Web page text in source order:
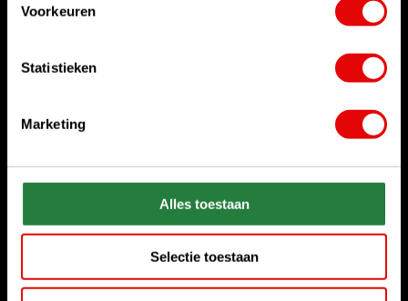
Voorkeuren
Statistieken
Marketing
Alles toestaan
Selectie toestaan
Start chat
Stuur ons een e-mail
sales@golfdriver.nl